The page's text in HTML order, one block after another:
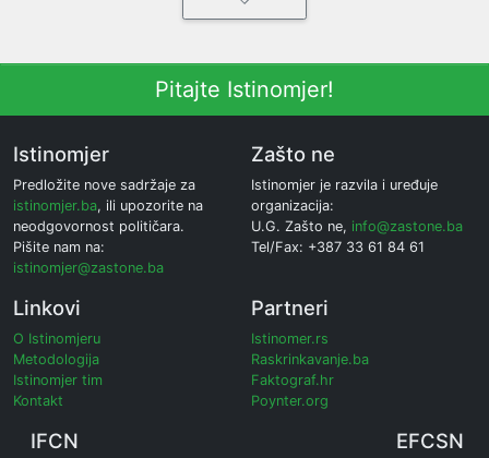
Pitajte Istinomjer!
Istinomjer
Predložite nove sadržaje za
istinomjer.ba, ili upozorite na
neodgovornost političara.
Pišite nam na:
istinomjer@zastone.ba
Zašto ne
Istinomjer je razvila i uređuje
organizacija:
U.G. Zašto ne, info@zastone.ba
Tel/Fax: +387 33 61 84 61
Linkovi
O Istinomjeru
Metodologija
Istinomjer tim
Kontakt
Partneri
Istinomer.rs
Raskrinkavanje.ba
Faktograf.hr
Poynter.org
IFCN EFCSN